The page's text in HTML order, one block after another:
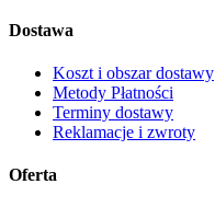
Dostawa
Koszt i obszar dostawy
Metody Płatności
Terminy dostawy
Reklamacje i zwroty
Oferta